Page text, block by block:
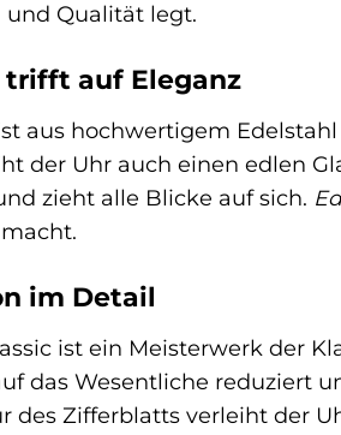
und Qualität legt.
trifft auf Eleganz
aus hochwertigem
der Uhr auch einen edlen
zieht alle Blicke auf sich.
im Detail
ist ein Meisterwerk der
das Wesentliche reduziert
des Zifferblatts verleiht der